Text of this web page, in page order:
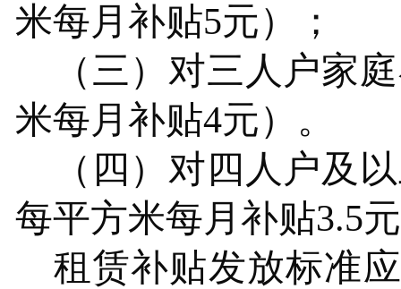
米每月补贴5元）；
（三）对三人户家
米每月补贴4元）。
（四）对四人户及
每平方米每月补贴3.5
租赁补贴发放标准